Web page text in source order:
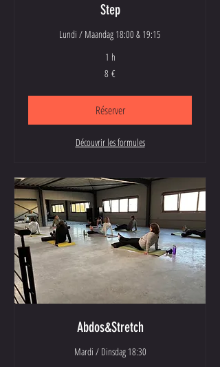
Step
Lundi / Maandag 18:00 & 19:15
1 h
8 €
Réserver
Découvrir les formules
Abdos&Stretch
Mardi / Dinsdag 18:30